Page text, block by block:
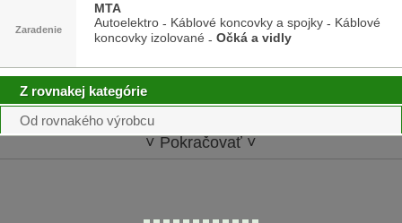
Zaradenie
MTA
Autoelektro - Káblové koncovky a spojky - Káblové
koncovky izolované -Očká a vidly
Z rovnakej kategórie
Od rovnakého výrobcu
˅ Pokračovať ˅